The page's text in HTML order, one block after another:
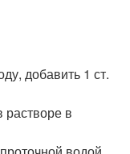
добавить 1 ст.
растворе в